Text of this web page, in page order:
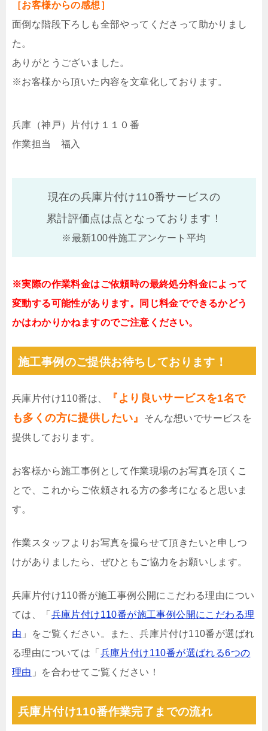
［お客様からの感想］
面倒な階段下ろしも全部やってくださって助かりまし
た。
ありがとうございました。
※お客様から頂いた内容を文章化しております。
兵庫（神戸）片付け１１０番
作業担当 福入
現在の兵庫片付け110番サービスの
累計評価点は点となっております！
※最新100件施工アンケート平均
※実際の作業料金はご依頼時の最終処分料金によって
変動する可能性があります。同じ料金でできるかどう
かはわかりかねますのでご注意ください。
施工事例のご提供お待ちしております！
兵庫片付け110番は、
『より良いサービスを1名で
も多くの方に提供したい』
そんな想いでサービスを
提供しております。
お客様から施工事例として作業現場のお写真を頂くこ
とで、これからご依頼される方の参考になると思いま
す。
作業スタッフよりお写真を撮らせて頂きたいと申しつ
けがありましたら、ぜひともご協力をお願いします。
兵庫片付け110番が施工事例公開にこだわる理由につい
ては、「 兵庫片付け110番が施工事例公開にこだわる理
由 」をご覧ください。また、兵庫片付け110番が選ばれ
る理由については「 兵庫片付け110番が選ばれる6つの
理由 」を合わせてご覧ください！
兵庫片付け110番作業完了までの流れ